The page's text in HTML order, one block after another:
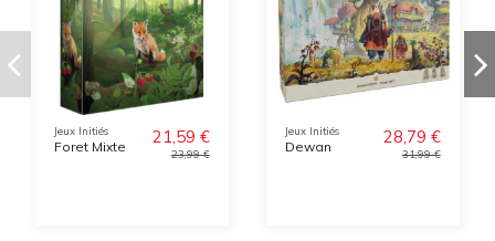
Jeux Initiés
Foret Mixte 21,59 €
23,99 €
Jeux Initiés
Dewan 28,79 €
31,99 €